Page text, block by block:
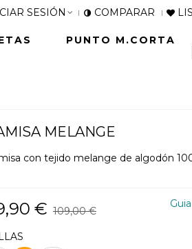
SESIÓN COMPARAR
PUNTO M.CORTA
MELANGE
con tejido melange de algodón
€ 109,00 €